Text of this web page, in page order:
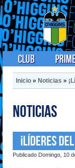
Club
Inicio » Noticias »
Noticias
¡Líderes
Publicado Domingo, 10